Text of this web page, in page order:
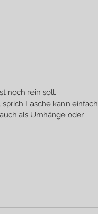
noch rein soll.
Lasche kann einfach
als Umhänge oder